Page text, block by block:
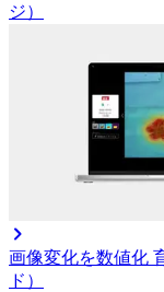
ジ）
画像変化を数値化
ド）